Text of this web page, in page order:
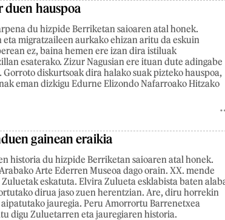
duen hauspoa
du hizpide Berriketan saioaren atal honek.
migratzaileen aurkako ehizan aritu da eskuin
ez, baina hemen ere izan dira istiluak
esaterako. Zizur Nagusian ere ituan dute adingabe
diskurtsoak dira halako suak pizteko hauspoa,
eman dizkigu Edurne Elizondo Nafarroako Hitzako
gainean eraikia
historia du hizpide Berriketan saioaren atal honek.
Arte Ederren Museoa dago orain. XX. mende
eskatuta. Elvira Zulueta esklabista baten
dirua jaso zuen herentzian. Are, diru horrekin
jauregia. Peru Amorrortu Barrenetxea
digu Zuluetarren eta jauregiaren historia.